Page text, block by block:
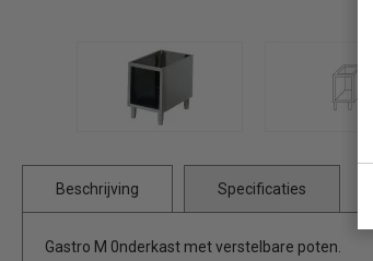
Beschrijving Specificaties
Gastro M 0nderkast met verstelbare poten.